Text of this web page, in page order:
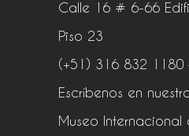
Calle 16 # 6-66
Piso 23
(+51) 316 832 1180
Escríbenos en
Museo Internacional